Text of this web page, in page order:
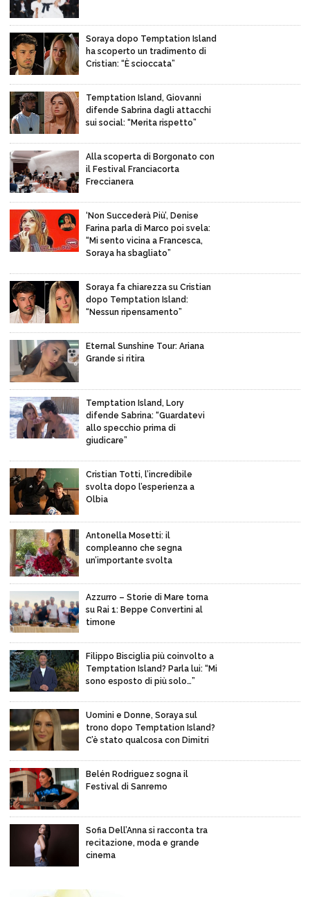
Soraya dopo Temptation Island
ha scoperto un tradimento di
Cristian: “È scioccata”
Temptation Island, Giovanni
difende Sabrina dagli attacchi
sui social: “Merita rispetto”
Alla scoperta di Borgonato con
il Festival Franciacorta
Freccianera
‘Non Succederà Più’, Denise
Farina parla di Marco poi svela:
“Mi sento vicina a Francesca,
Soraya ha sbagliato”
Soraya fa chiarezza su Cristian
dopo Temptation Island:
“Nessun ripensamento”
Eternal Sunshine Tour: Ariana
Grande si ritira
Temptation Island, Lory
difende Sabrina: “Guardatevi
allo specchio prima di
giudicare”
Cristian Totti, l’incredibile
svolta dopo l’esperienza a
Olbia
Antonella Mosetti: il
compleanno che segna
un’importante svolta
Azzurro – Storie di Mare torna
su Rai 1: Beppe Convertini al
timone
Filippo Bisciglia più coinvolto a
Temptation Island? Parla lui: “Mi
sono esposto di più solo…”
Uomini e Donne, Soraya sul
trono dopo Temptation Island?
C’è stato qualcosa con Dimitri
Belén Rodriguez sogna il
Festival di Sanremo
Sofia Dell’Anna si racconta tra
recitazione, moda e grande
cinema